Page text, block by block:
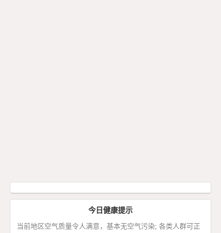
今日健康提示
当前地区空气质量令人满意，基本无空气污染; 各类人群可正